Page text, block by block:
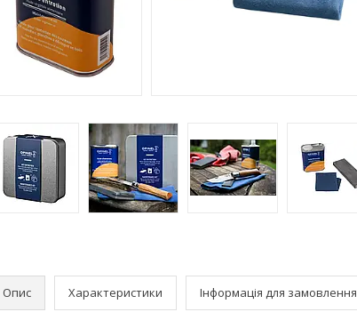
Опис Характеристики Інформація для замовлення